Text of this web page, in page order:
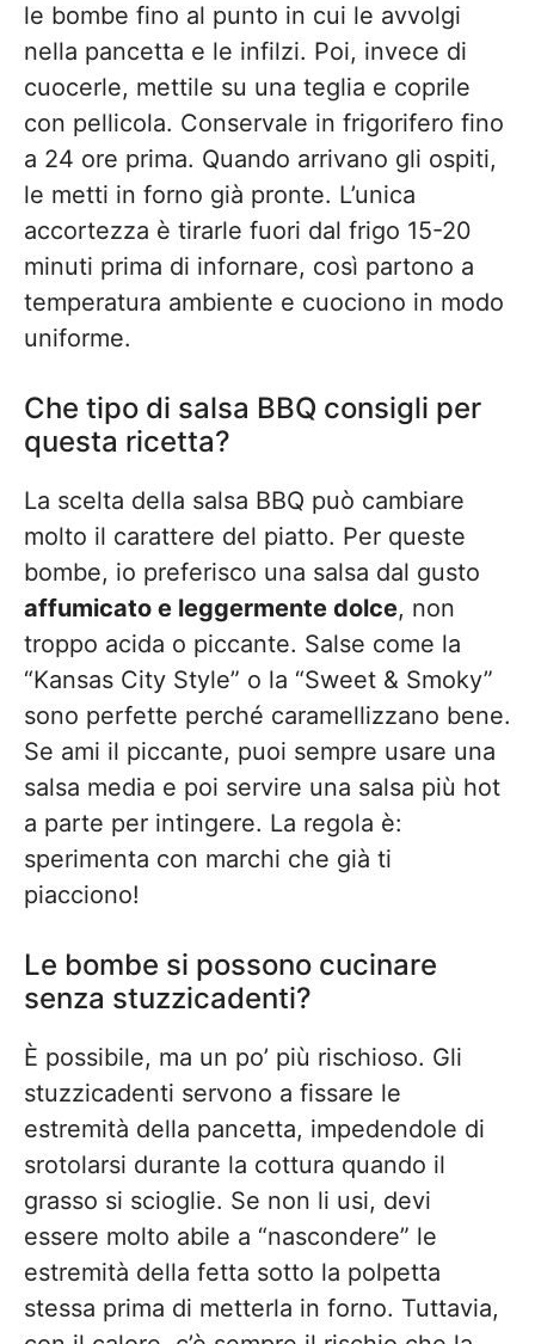
le bombe fino al punto in cui le avvolgi
nella pancetta e le infilzi. Poi, invece di
cuocerle, mettile su una teglia e coprile
con pellicola. Conservale in frigorifero fino
a 24 ore prima. Quando arrivano gli ospiti,
le metti in forno già pronte. L’unica
accortezza è tirarle fuori dal frigo 15-20
minuti prima di infornare, così partono a
temperatura ambiente e cuociono in modo
uniforme.
Che tipo di salsa BBQ consigli per
questa ricetta?
La scelta della salsa BBQ può cambiare
molto il carattere del piatto. Per queste
bombe, io preferisco una salsa dal gusto
affumicato e leggermente dolce, non
troppo acida o piccante. Salse come la
“Kansas City Style” o la “Sweet & Smoky”
sono perfette perché caramellizzano bene.
Se ami il piccante, puoi sempre usare una
salsa media e poi servire una salsa più hot
a parte per intingere. La regola è:
sperimenta con marchi che già ti
piacciono!
Le bombe si possono cucinare
senza stuzzicadenti?
È possibile, ma un po’ più rischioso. Gli
stuzzicadenti servono a fissare le
estremità della pancetta, impedendole di
srotolarsi durante la cottura quando il
grasso si scioglie. Se non li usi, devi
essere molto abile a “nascondere” le
estremità della fetta sotto la polpetta
stessa prima di metterla in forno. Tuttavia,